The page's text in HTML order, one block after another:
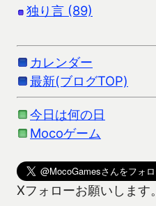
独り言 (89)
カレンダー
最新(ブログTOP)
今日は何の日
Mocoゲーム
Xフォローお願いします。